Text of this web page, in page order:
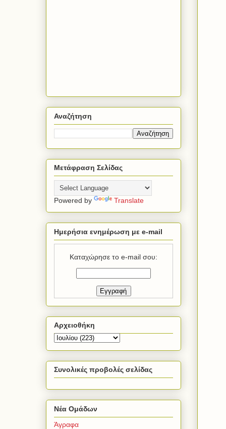
Αναζήτηση
Μετάφραση Σελίδας
Powered by Translate
Ημερήσια ενημέρωση με e-mail
Καταχώρησε το e-mail σου:
Αρχειοθήκη
Συνολικές προβολές σελίδας
Νέα Ομάδων
Άγραφα